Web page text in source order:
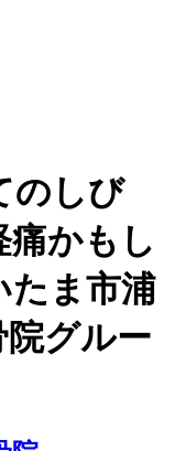
のしび
かもし
たま市浦
グルー